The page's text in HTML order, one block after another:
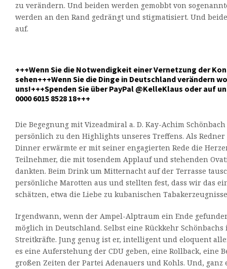
zu verändern. Und beiden werden gemobbt von
werden an den Rand gedrängt und stigmatisiert. Und
auf.
+++Wenn Sie die Notwendigkeit einer Vernetzung der
sehen+++Wenn Sie die Dinge in Deutschland verändern
uns!+++Spenden Sie über PayPal @KelleKlaus oder auf
0000 6015 8528 18+++
Die Begegnung mit Vizeadmiral a. D. Kay-Achim
persönlich zu den Highlights unseres Treffens. Als
Dinner erwärmte er mit seiner engagierten Rede die
Teilnehmer, die mit tosendem Applauf und stehenden
dankten. Beim Drink um Mitternacht auf der Terrasse
persönliche Marotten aus und stellten fest, dass wir das
schätzen, etwa die Liebe zu kubanischen
Irgendwann, wenn der Ampel-Alptraum ein Ende
möglich in Deutschland. Selbst eine Rückkehr
Streitkräfte. Jung genug ist er, intelligent und eloquent
es eine Auferstehung der CDU geben, eine Rollback, eine
großen Zeiten der Partei Adenauers und Kohls. Und,